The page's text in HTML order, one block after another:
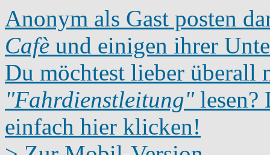
Anonym als Gast posten
Cafè und einigen ihrer
Du möchtest lieber überall
"Fahrdienstleitung"lesen?
einfach hier klicken!